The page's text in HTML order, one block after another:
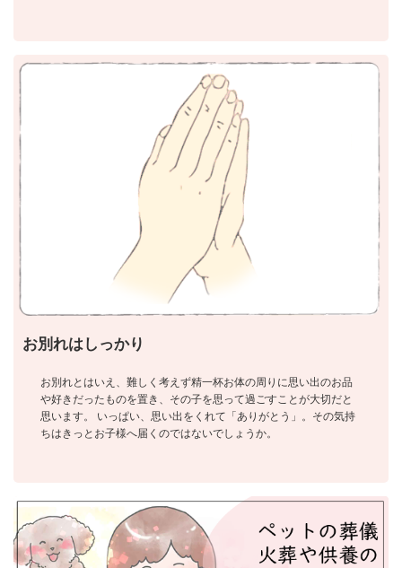
お別れはしっかり
お別れとはいえ、難しく考えず精一杯お体の周りに思い出のお品
や好きだったものを置き、その子を思って過ごすことが大切だと
思います。 いっぱい、思い出をくれて「ありがとう」。その気持
ちはきっとお子様へ届くのではないでしょうか。